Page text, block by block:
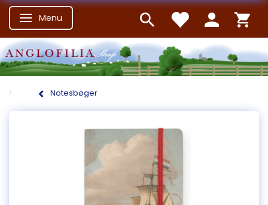
Skifte navigation
Menu
Notesbøger